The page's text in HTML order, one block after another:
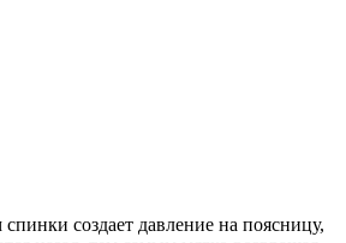
создает давление на поясницу,